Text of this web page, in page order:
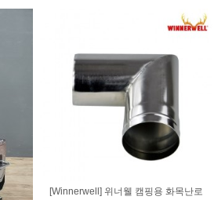
[Winnerwell] 위너웰 캠핑용 화목난로